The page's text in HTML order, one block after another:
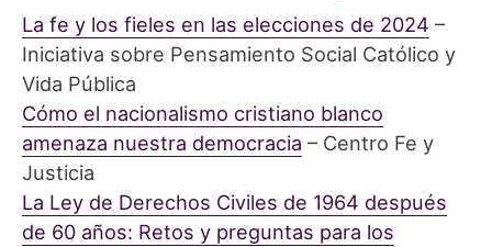
La fe y los fieles en las elecciones de 2024 –
Iniciativa sobre Pensamiento Social Católico y
Vida Pública
Cómo el nacionalismo cristiano blanco
amenaza nuestra democracia – Centro Fe y
Justicia
La Ley de Derechos Civiles de 1964 después
de 60 años: Retos y preguntas para los